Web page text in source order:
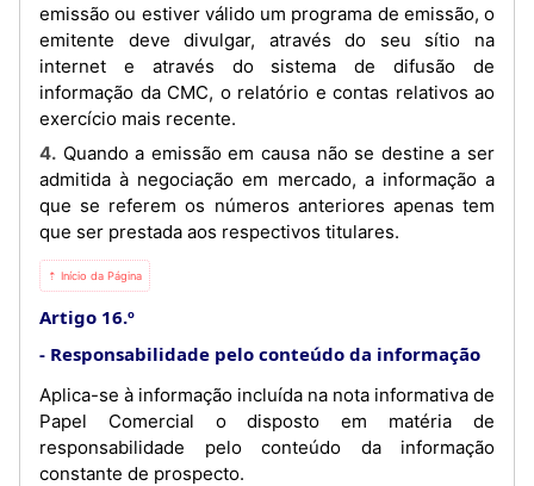
emissão ou estiver válido um programa de emissão, o
emitente deve divulgar, através do seu sítio na
internet e através do sistema de difusão de
informação da CMC, o relatório e contas relativos ao
exercício mais recente.
4. Quando a emissão em causa não se destine a ser
admitida à negociação em mercado, a informação a
que se referem os números anteriores apenas tem
que ser prestada aos respectivos titulares.
⇡ Início da Página
Artigo 16.º
Responsabilidade pelo conteúdo da informação
Aplica-se à informação incluída na nota informativa de
Papel Comercial o disposto em matéria de
responsabilidade pelo conteúdo da informação
constante de prospecto.